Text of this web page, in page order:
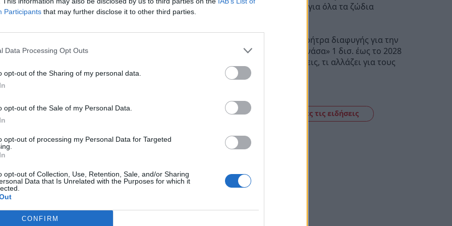
Participants that may further disclose it to other third parties.
Data Processing Opt Outs
opt-out of the Sharing of my personal data.
opt-out of the Sale of my Personal Data.
opt-out of processing my Personal Data for Targeted
opt-out of Collection, Use, Retention, Sale, and/or Sharing
Data that Is Unrelated with the Purposes for which it
CONFIRM
όταν αναζητάς ειδήσεις στη Google
ως προτιμώμενη πηγή
αποτελέσματα της Google
έρευνα του Αστυνομικού Τμήματος
σε ενοικιαζόμενο, που είχε γίνει την
αυτή, σχηματίσθηκε δικογραφία, σε
Προβλέψεις για όλα τα ζώδια
Τι σημαίνει ρήτρα διαφυγής για την
ενέργεια: «Ανάσα» 1 δισ. έως το 2028
για επενδύσεις, τι αλλάζει για τους
Δείτε όλες τις ειδήσεις